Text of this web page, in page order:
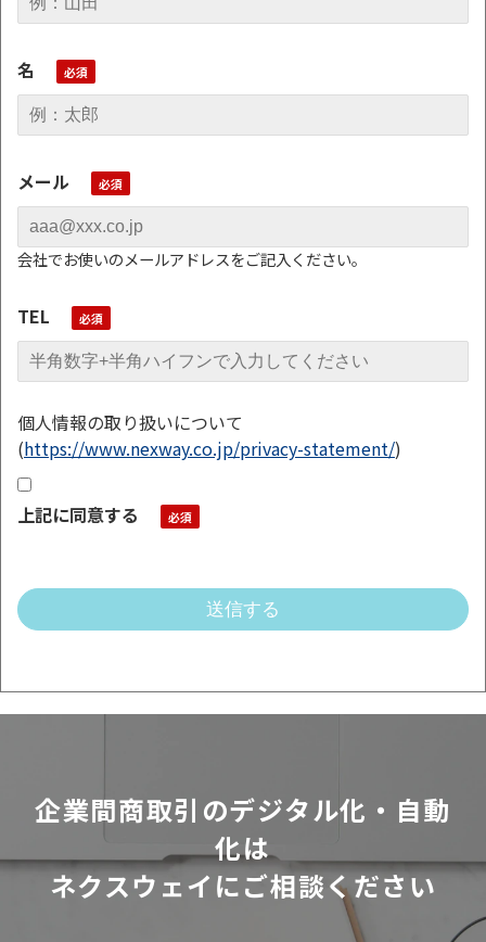
名
メール
会社でお使いのメールアドレスをご記入ください。
TEL
個人情報の取り扱いについて
(https://www.nexway.co.jp/privacy-statement/)
上記に同意する
企業間商取引のデジタル化・自動
化は
ネクスウェイにご相談ください